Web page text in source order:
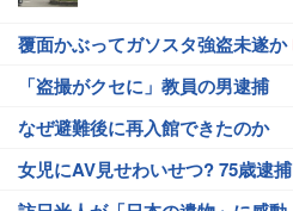
覆面かぶってガソスタ強盗未遂か
「盗撮がクセに」教員の男逮捕
なぜ避難後に再入館できたのか
女児にAV見せわいせつ? 75歳逮捕